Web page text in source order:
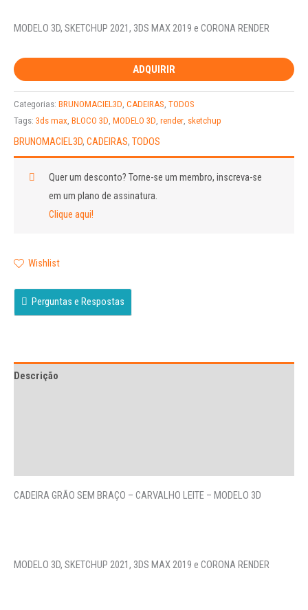
MODELO 3D, SKETCHUP 2021, 3DS MAX 2019 e CORONA RENDER
ADQUIRIR
Categorias: BRUNOMACIEL3D, CADEIRAS, TODOS
Tags: 3ds max, BLOCO 3D, MODELO 3D, render, sketchup
BRUNOMACIEL3D, CADEIRAS, TODOS
Quer um desconto?Torne-se um membro, inscreva-se
em um plano de assinatura.
Clique aqui!
Wishlist
Perguntas e Respostas
Descrição
CADEIRA GRÃO SEM BRAÇO – CARVALHO LEITE – MODELO 3D
MODELO 3D, SKETCHUP 2021, 3DS MAX 2019 e CORONA RENDER